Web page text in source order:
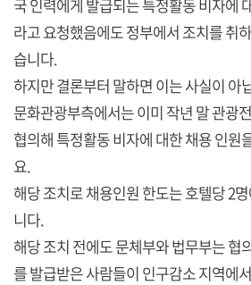
국 인력에게 발급되는 특정활동 비자에
라고 요청했음에도 정부에서 조치를 취
습니다.
하지만 결론부터 말하면 이는 사실이 아
문화관광부측에서는 이미 작년 말 관광
협의해 특정활동 비자에 대한 채용 인원
요.
해당 조치로 채용인원 한도는 호텔당 2
니다.
해당 조치 전에도 문체부와 법무부는 협
를 발급받은 사람들이 인구감소 지역에